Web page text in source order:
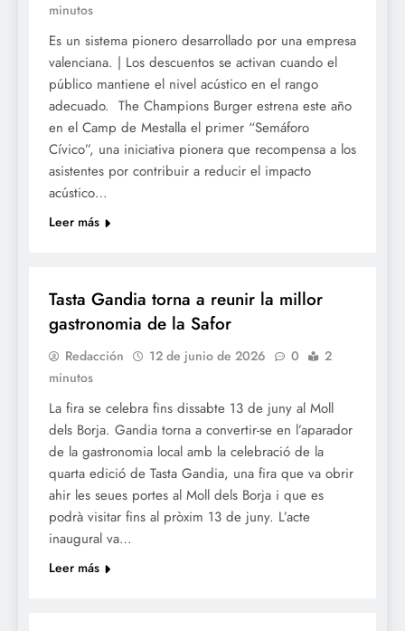
minutos
Es un sistema pionero desarrollado por una empresa
valenciana. | Los descuentos se activan cuando el
público mantiene el nivel acústico en el rango
adecuado. The Champions Burger estrena este año
en el Camp de Mestalla el primer “Semáforo
Cívico”, una iniciativa pionera que recompensa a los
asistentes por contribuir a reducir el impacto
acústico…
Leer más
Tasta Gandia torna a reunir la millor
gastronomia de la Safor
Redacción 12 de junio de 2026 0
2
minutos
La fira se celebra fins dissabte 13 de juny al Moll
dels Borja. Gandia torna a convertir-se en l’aparador
de la gastronomia local amb la celebració de la
quarta edició de Tasta Gandia, una fira que va obrir
ahir les seues portes al Moll dels Borja i que es
podrà visitar fins al pròxim 13 de juny. L’acte
inaugural va…
Leer más